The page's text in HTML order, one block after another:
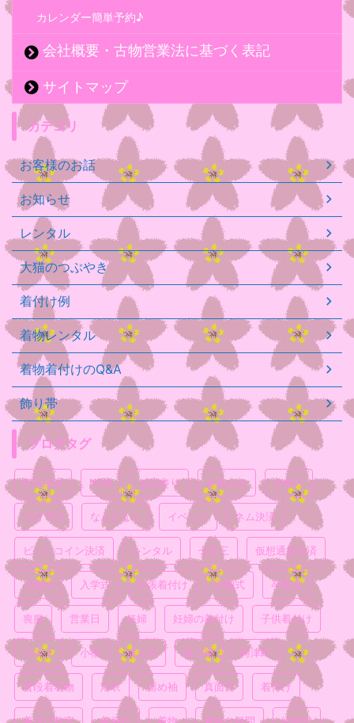
カレンダー簡単予約♪
会社概要・古物営業法に基づく表記
サイトマップ
カテゴリ
お客様のお話
お知らせ
レンタル
大猫のつぶやき
着付け例
着物レンタル
着物着付けのQ&A
飾り帯
ブログタグ
BTC決済 NEM お宮参り お知らせ お祭り
つけ下げ なんとなく イベント ネム決済
ビットコイン決済 レンタル 七五三 仮想通貨決済
入園式 入学式 出張着付け 卒園式 卒業式
喪服 営業日 妊婦 妊婦の着付け 子供着付け
小ネタ 小物 成人式 振り袖 時津町
普段着着物 浴衣 留め袖 真面目 着付け